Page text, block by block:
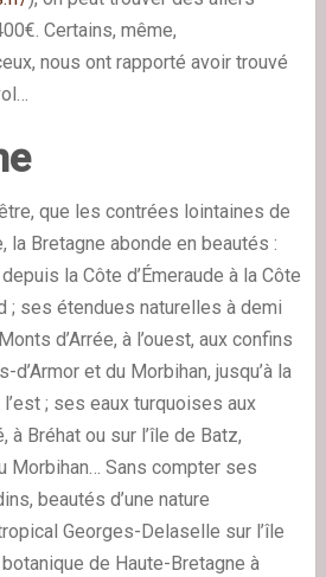
Certains, même,
nous ont rapporté avoir trouvé
que les contrées lointaines de
la Bretagne abonde en beautés :
la Côte d’Émeraude à la Côte
; ses étendues naturelles à demi
d’Arrée, à l’ouest, aux confins
et du Morbihan, jusqu’à la
; ses eaux turquoises aux
à Bréhat ou sur l’île de Batz,
Morbihan… Sans compter ses
beautés d’une nature
Georges-Delaselle sur l’île
de Haute-Bretagne à